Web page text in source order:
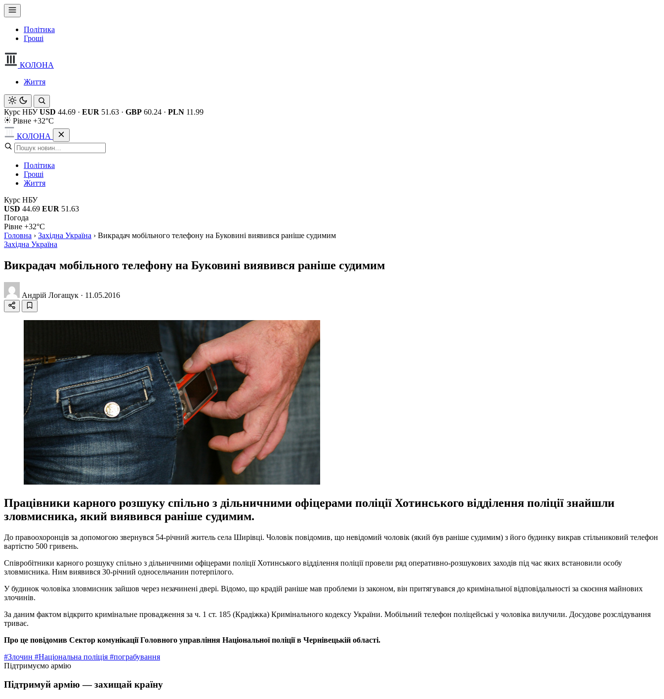
Політика
Гроші
КОЛОНА
Життя
Курс НБУ USD 44.69 · EUR 51.63 · GBP 60.24 · PLN 11.99
Рівне +32°C
КОЛОНА
Політика
Гроші
Життя
Курс НБУ
USD 44.69 EUR 51.63
Погода
Рівне +32°C
Головна › Західна Україна › Викрадач мобільного телефону на Буковині виявився раніше судимим
Західна Україна
Викрадач мобільного телефону на Буковині виявився раніше судимим
Андрій Логащук · 11.05.2016
Працівники карного розшуку спільно з дільничними офіцерами поліції Хотинського відділення поліції знайшли
зловмисника, який виявився раніше судимим.
До правоохоронців за допомогою звернувся 54-річний житель села Ширівці. Чоловік повідомив, що невідомий чоловік (який був раніше судимим) з його будинку викрав стільниковий телефон
вартістю 500 гривень.
Співробітники карного розшуку спільно з дільничними офіцерами поліції Хотинського відділення поліції провели ряд оперативно-розшукових заходів під час яких встановили особу
зловмисника. Ним виявився 30-річний односельчанин потерпілого.
У будинок чоловіка зловмисник зайшов через незачинені двері. Відомо, що крадій раніше мав проблеми із законом, він притягувався до кримінальної відповідальності за скоєння майнових
злочинів.
За даним фактом відкрито кримінальне провадження за ч. 1 ст. 185 (Крадіжка) Кримінального кодексу України. Мобільний телефон поліцейські у чоловіка вилучили. Досудове розслідування
триває.
Про це повідомив Сектор комунікації Головного управління Національної поліції в Чернівецькій області.
#Злочин #Національна поліція #пограбування
Підтримуємо армію
Підтримуй армію — захищай країну